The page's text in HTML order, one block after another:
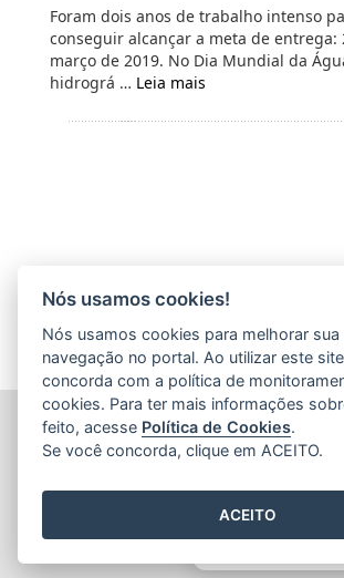
Foram dois anos de trabalho intenso
conseguir alcançar a meta de entrega:
março de 2019. No Dia Mundial da
hidrográ … Leia mais
Olá! Sou a
como posso te
FUNDAÇÃO DE AMPARO À PESQUISA E
ESPÍRITO SANTO (FAPES)
CEP: 29066-380 - Vitória /
Tel.: 27 3636 1850
Nós usamos cookies!
Nós usamos cookies para melhorar sua
navegação no portal. Ao utilizar este
concorda com a política de
cookies. Para ter mais informações
feito, acesse Política de Cookies.
Se você concorda, clique em ACEITO.
ACEITO